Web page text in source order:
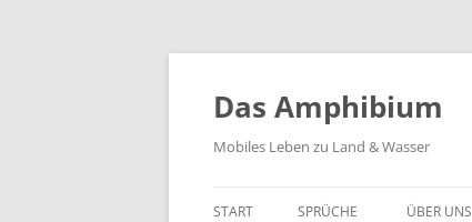
Zum
Das Amphibium
Mobiles Leben zu Land & Wasser
START SPRÜCHE ÜBER UNS